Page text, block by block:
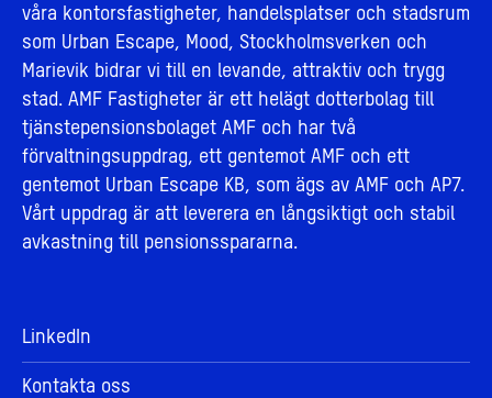
våra kontorsfastigheter, handelsplatser och stadsrum
som Urban Escape, Mood, Stockholmsverken och
Marievik bidrar vi till en levande, attraktiv och trygg
stad. AMF Fastigheter är ett helägt dotterbolag till
tjänstepensionsbolaget AMF och har två
förvaltningsuppdrag, ett gentemot AMF och ett
gentemot Urban Escape KB, som ägs av AMF och AP7.
Vårt uppdrag är att leverera en långsiktigt och stabil
avkastning till pensionsspararna.
LinkedIn
Kontakta oss